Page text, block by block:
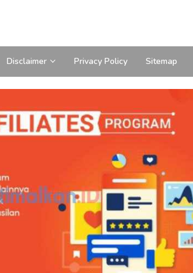
Disclaimer Privacy Policy Sitemap